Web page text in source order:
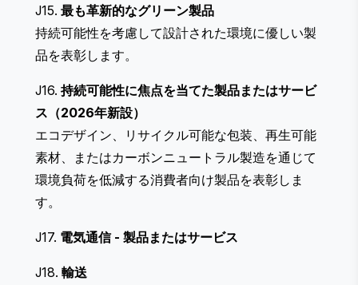
J15. 最も革新的なグリーン製品
持続可能性を考慮して設計された環境に優しい製
品を表彰します。
J16. 持続可能性に焦点を当てた製品またはサービ
ス（2026年新設）
エコデザイン、リサイクル可能な包装、再生可能
素材、またはカーボンニュートラル製造を通じて
環境負荷を低減する消費者向け製品を表彰しま
す。
J17. 電気通信 - 製品またはサービス
J18. 輸送